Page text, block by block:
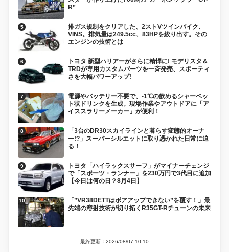
R”
排ガス規制をクリアした、2ストVツインバイク、
VINS。排気量は249.5cc、83HPを絞り出す。その
エンジンの技術とは
トヨタ 新型ハリアーがさらに精悍に! モデリスタ＆
TRDが専用カスタムパーツを一斉発売、スポーティ
さを大幅パワーアップ!
電源やバッテリー不要で、-1℃の飲めるシャーベッ
ト状ドリンクを生成。現場作業やアウトドアに「ア
イススラリーメーカー」が便利！
「3台のDR30スカイラインと暮らす変態的オーナ
ー!?」スーパーシルエットに取り憑かれた日常に迫
る！
トヨタ「ハイラックスサーフ」がマイナーチェンジ
で「スポーツ・ランナー」を230万円で3代目に追加
【今日は何の日？8月4日】
「”VR38DETTはボアアップできない”を覆す！」最
先端の溶射技術が切り拓くR35GT-Rチューンの未来
最終更新：2026/08/07 10:10